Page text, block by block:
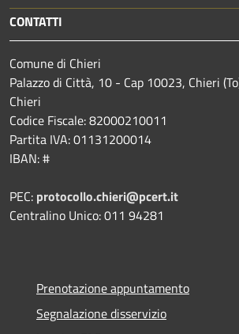
CONTATTI
Comune di Chieri
Palazzo di Città, 10 - Cap 10023, Chieri
Chieri
Codice Fiscale: 82000210011
Partita IVA: 01131200014
IBAN: #
PEC: protocollo.chieri@pcert.it
Centralino Unico: 011 94281
Prenotazione appuntamento
Segnalazione disservizio